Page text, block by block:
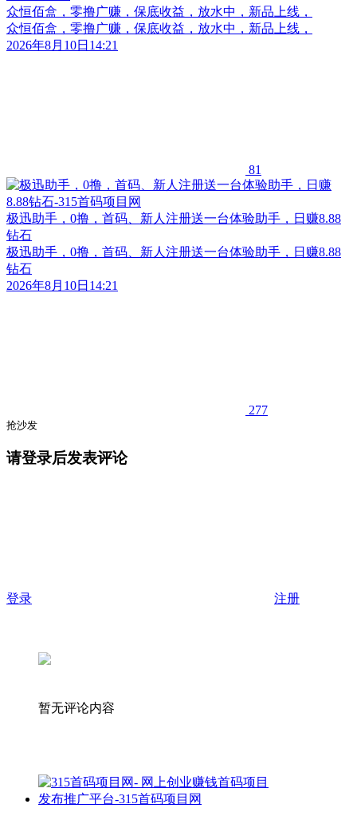
众恒佰盒，零撸广赚，保底收益，放水中，新品上线，
众恒佰盒，零撸广赚，保底收益，放水中，新品上线，
2026年8月10日14:21
81
极迅助手，0撸，首码、新人注册送一台体验助手，日赚8.88
钻石
极迅助手，0撸，首码、新人注册送一台体验助手，日赚8.88
钻石
2026年8月10日14:21
277
抢沙发
请登录后发表评论
登录 注册
暂无评论内容